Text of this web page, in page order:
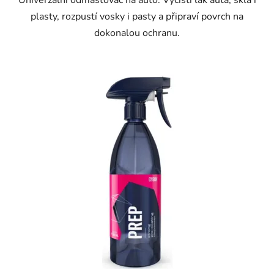
plasty, rozpustí vosky i pasty a připraví povrch na
dokonalou ochranu.